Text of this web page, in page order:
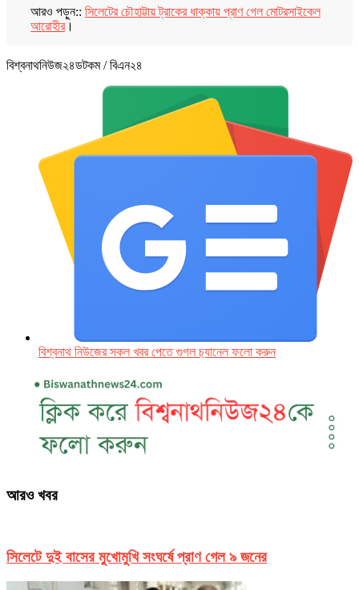
আরও পড়ুন:: সিলেটের চৌহাট্টায় ট্রাকের ধাক্কায় প্রাণ গেল মোটরসাইকেল
আরোহীর।
বিশ্বনাথনিউজ২৪ডটকম / বিএন২৪
বিশ্বনাথ নিউজের সকল খবর পেতে গুগল চ‌্যানেল ফলো করুন
আরও খবর
সিলেটে দুই বাসের মুখোমুখি সংঘর্ষে প্রাণ গেল ৯ জনের